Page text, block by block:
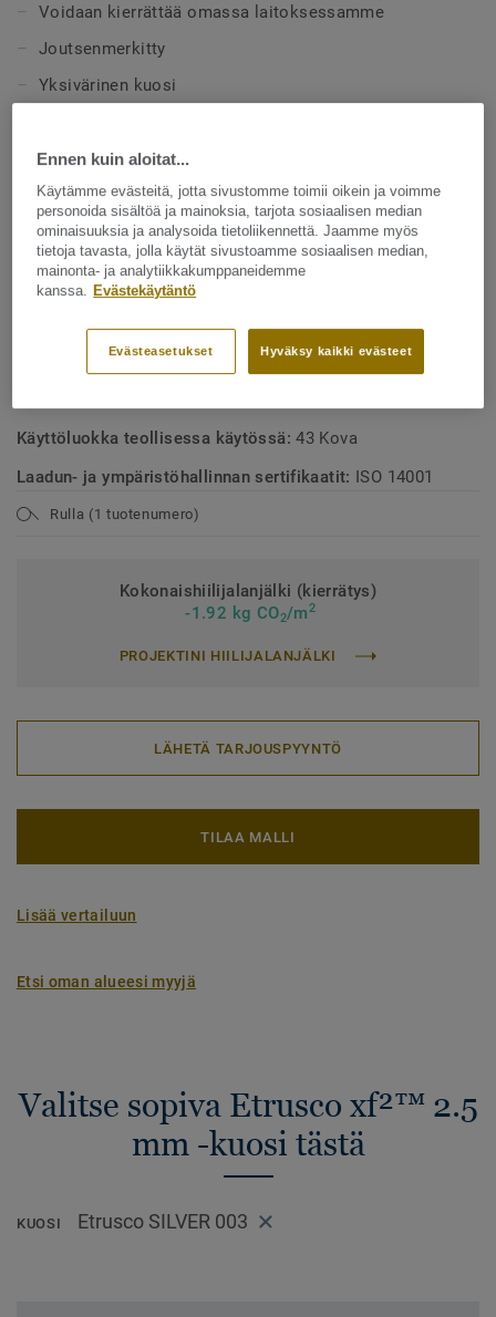
Voidaan kierrättää omassa laitoksessamme
Joutsenmerkitty
Yksivärinen kuosi
xf²-pintakäsittely
Helppohoitoinen - ei vahaa tai hoitoaineita
Cradle to Cradle Hopea
TEKNISET TIEDOT
Käyttöluokka kotikäytössä:
23 Kova
Käyttöluokka teollisessa käytössä:43 Kova
Laadun- ja ympäristöhallinnan sertifikaatit: ISO 14001
Rulla (1 tuotenumero)
Kokonaishiilijalanjälki (kierrätys)
-1.92 kg CO2/m2
PROJEKTINI HIILIJALANJÄLKI
LÄHETÄ TARJOUSPYYNTÖ
TILAA MALLI
Lisää vertailuun
Etsi oman alueesi myyjä
Valitse sopiva Etrusco xf²™ 2.5
mm -kuosi tästä
KUOSI Etrusco SILVER 003
Ennen kuin aloitat...
Käytämme evästeitä, jotta sivustomme toimii oikein ja voimme
personoida sisältöä ja mainoksia, tarjota sosiaalisen median
ominaisuuksia ja analysoida tietoliikennettä. Jaamme myös
tietoja tavasta, jolla käytät sivustoamme sosiaalisen median,
mainonta- ja analytiikkakumppaneidemme
kanssa. Evästekäytäntö
Hyväksy kaikki evästeet
Evästeasetukset